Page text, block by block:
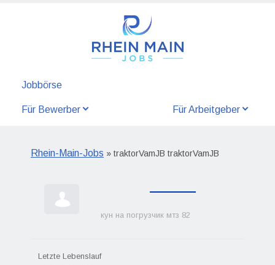
Jobbörse
Für Bewerber Für Arbeitgeber
Rhein-Main-Jobs » traktorVamJB traktorVamJB
кун на погрузчик мтз 82
Letzte Lebenslauf